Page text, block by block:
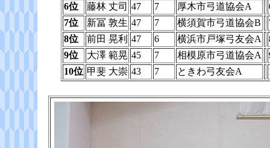
6位
藤林 丈司 47 7 厚木市弓道協会A
7位
新冨 敦生 47 7 横須賀市弓道協会B
8位
前田 晃利 47 6 横浜市戸塚弓友会A
9位
大澤 範晃 45 7 相模原市弓道協会A
10位 甲斐 大崇 43 7 ときわ弓友会A